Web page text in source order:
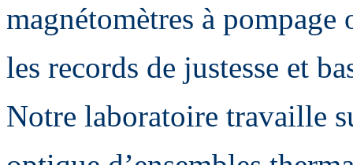
magnétomètres à
les records de justesse et
Notre laboratoire travaille